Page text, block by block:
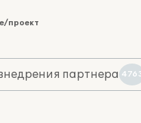
проект
партнера 4763